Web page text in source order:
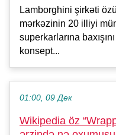
Lamborghini şirkəti
mərkəzinin 20 illiyi
superkarlarına
konsept...
01:00, 09 Дек
Wikipedia öz